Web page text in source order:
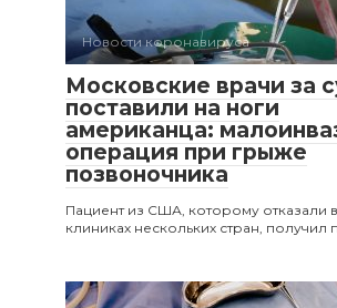
Новости коронавируса
Московские врачи за
поставили на ноги
американца:
операция при грыже
позвоночника
Пациент из США, которому отказали
клиниках нескольких стран, получил